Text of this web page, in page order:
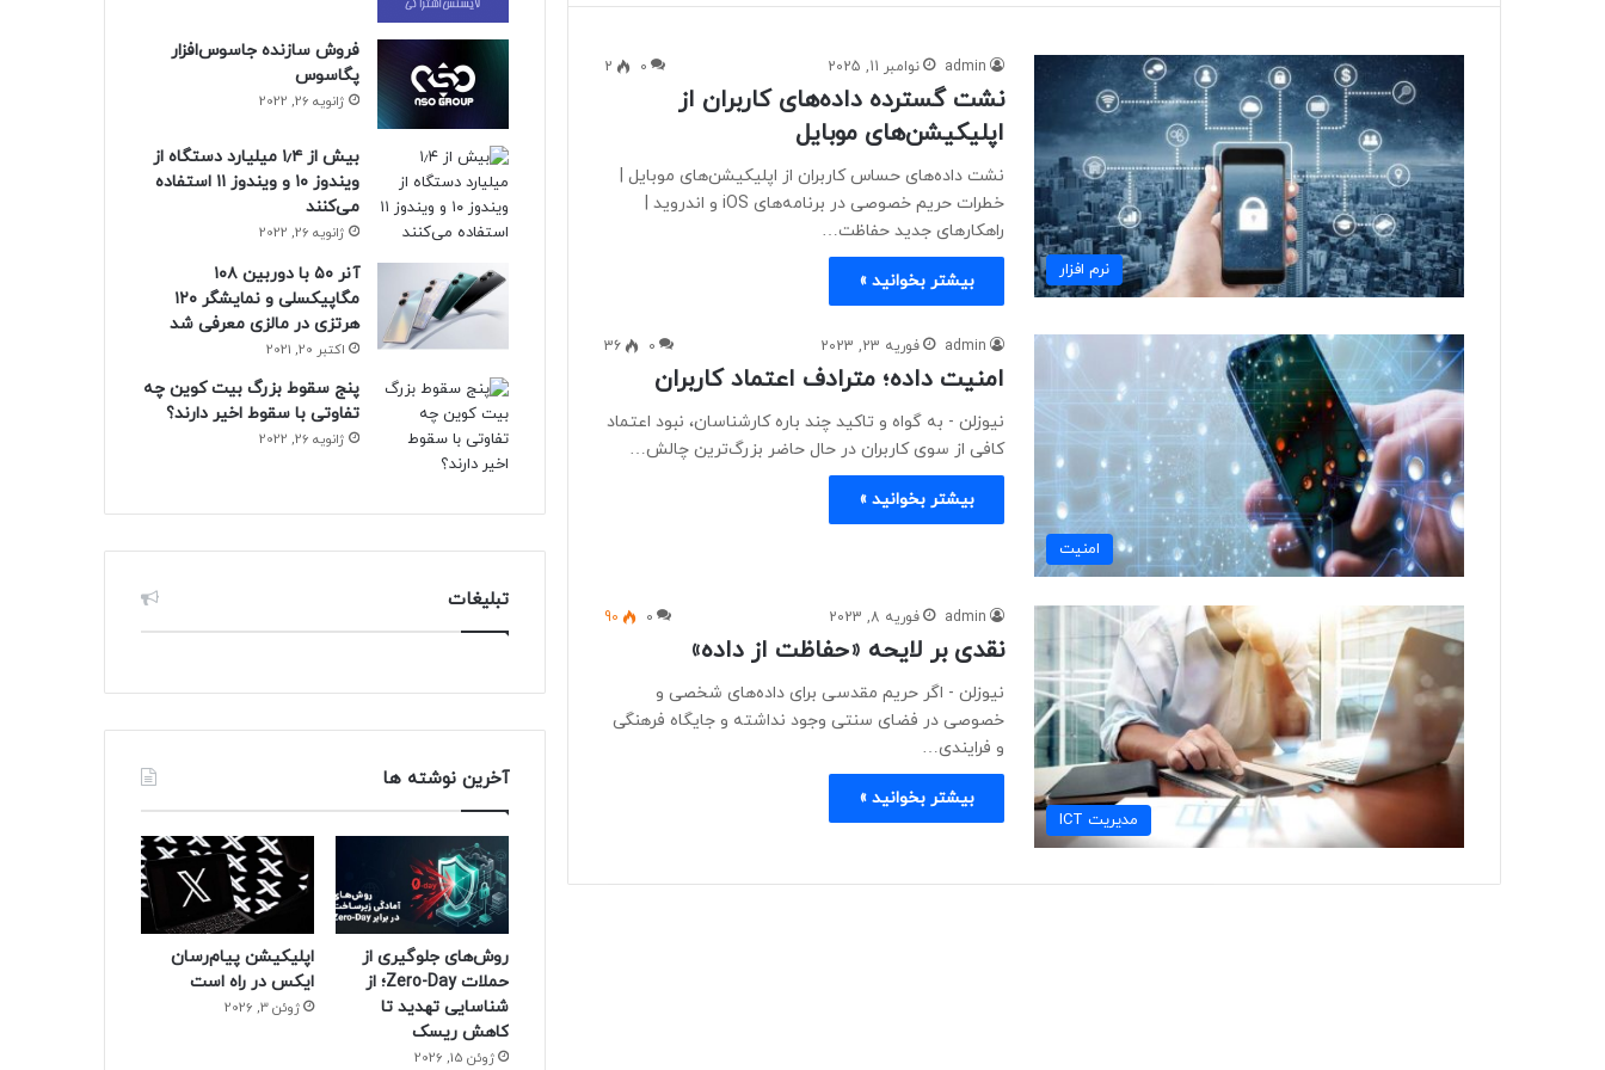
نرم افزار
admin نوامبر 11, 2025 0
2
نشت گسترده داده‌های کاربران از
اپلیکیشن‌های موبایل
نشت داده‌های حساس کاربران از اپلیکیشن‌های موبایل |
خطرات حریم خصوصی در برنامه‌های iOS و اندروید |
راهکارهای جدید حفاظت…
بیشتر بخوانید »
امنيت
admin فوریه 23, 2023 0
36
امنیت داده؛ مترادف اعتماد کاربران
نیوزلن - به گواه و تاکید چند باره کارشناسان، نبود اعتماد
کافی از سوی کاربران در حال حاضر بزرگ‌ترین چالش…
بیشتر بخوانید »
مديريت ICT
admin فوریه 8, 2023 0
90
نقدی بر لایحه «حفاظت از داده»
نیوزلن - اگر حریم مقدسی برای داده‌های شخصی و
خصوصی در فضای سنتی وجود نداشته و جایگاه فرهنگی
و فرایندی…
بیشتر بخوانید »
فروش سازنده جاسوس‌افزار
پگاسوس
ژانویه 26, 2022
بیش از ۱٫۴ میلیارد دستگاه از
ویندوز ۱۰ و ویندوز ۱۱ استفاده
می‌کنند
ژانویه 26, 2022
آنر ۵۰ با دوربین ۱۰۸
مگاپیکسلی و نمایشگر ۱۲۰
هرتزی در مالزی معرفی شد
اکتبر 20, 2021
پنج سقوط بزرگ بیت کوین چه
تفاوتی با سقوط اخیر دارند؟
ژانویه 26, 2022
تبلیغات
آخرین نوشته ها
روش‌های جلوگیری از
حملات Zero-Day؛ از
شناسایی تهدید تا
کاهش ریسک
ژوئن 15, 2026
اپلیکیشن پیام‌رسان
ایکس در راه است
ژوئن 3, 2026